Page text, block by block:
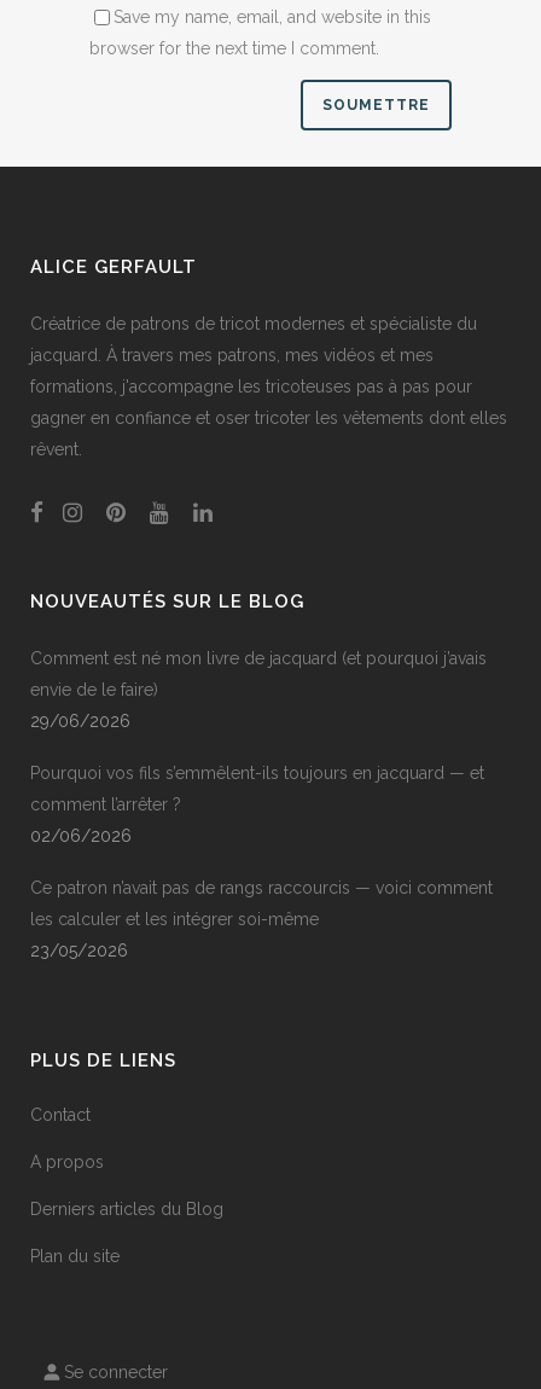
Save my name, email, and website in this
browser for the next time I comment.
ALICE GERFAULT
Créatrice de patrons de tricot modernes et spécialiste du
jacquard. À travers mes patrons, mes vidéos et mes
formations, j'accompagne les tricoteuses pas à pas pour
gagner en confiance et oser tricoter les vêtements dont elles
rêvent.
NOUVEAUTÉS SUR LE BLOG
Comment est né mon livre de jacquard (et pourquoi j’avais
envie de le faire)
29/06/2026
Pourquoi vos fils s’emmêlent-ils toujours en jacquard — et
comment l’arrêter ?
02/06/2026
Ce patron n’avait pas de rangs raccourcis — voici comment
les calculer et les intégrer soi-même
23/05/2026
PLUS DE LIENS
Contact
A propos
Derniers articles du Blog
Plan du site
Se connecter